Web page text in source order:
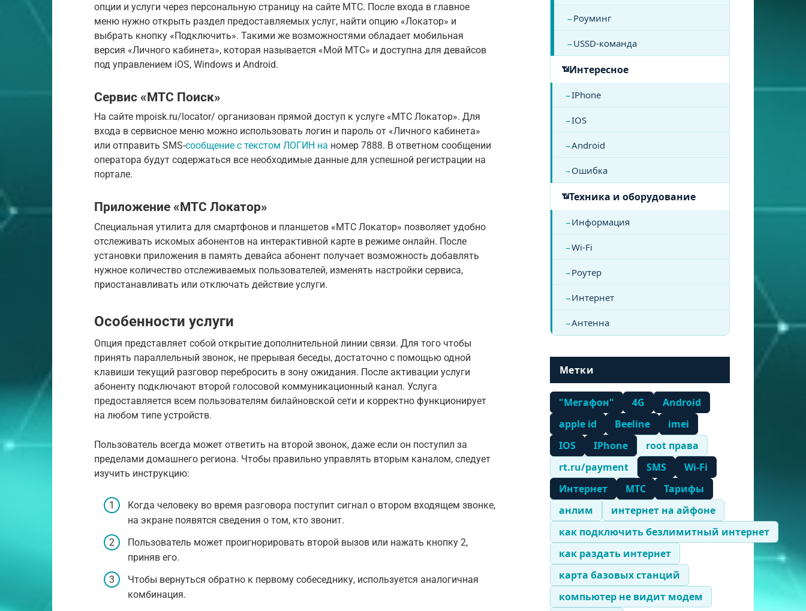
опции и услуги через персональную страницу на сайте МТС. После входа в главное
меню нужно открыть раздел предоставляемых услуг, найти опцию «Локатор» и
выбрать кнопку «Подключить». Такими же возможностями обладает мобильная
версия «Личного кабинета», которая называется «Мой МТС» и доступна для девайсов
под управлением iOS, Windows и Android.
Сервис «МТС Поиск»
На сайте mpoisk.ru/locator/ организован прямой доступ к услуге «МТС Локатор». Для
входа в сервисное меню можно использовать логин и пароль от «Личного кабинета»
или отправить SMS-сообщение с текстом ЛОГИН на номер 7888. В ответном сообщении
оператора будут содержаться все необходимые данные для успешной регистрации на
портале.
Приложение «МТС Локатор»
Специальная утилита для смартфонов и планшетов «МТС Локатор» позволяет удобно
отслеживать искомых абонентов на интерактивной карте в режиме онлайн. После
установки приложения в память девайса абонент получает возможность добавлять
нужное количество отслеживаемых пользователей, изменять настройки сервиса,
приостанавливать или отключать действие услуги.
Особенности услуги
Опция представляет собой открытие дополнительной линии связи. Для того чтобы
принять параллельный звонок, не прерывая беседы, достаточно с помощью одной
клавиши текущий разговор перебросить в зону ожидания. После активации услуги
абоненту подключают второй голосовой коммуникационный канал. Услуга
предоставляется всем пользователям билайновской сети и корректно функционирует
на любом типе устройств.
Пользователь всегда может ответить на второй звонок, даже если он поступил за
пределами домашнего региона. Чтобы правильно управлять вторым каналом, следует
изучить инструкцию:
Когда человеку во время разговора поступит сигнал о втором входящем звонке,
на экране появятся сведения о том, кто звонит.
Пользователь может проигнорировать второй вызов или нажать кнопку 2,
приняв его.
Чтобы вернуться обратно к первому собеседнику, используется аналогичная
комбинация.
Роуминг
USSD-команда
Интересное
IPhone
IOS
Android
Ошибка
Техника и оборудование
Информация
Wi-Fi
Роутер
Интернет
Антенна
Метки
"Мегафон" 4G
Android
apple id
Beeline
imei
IOS
IPhone
root права
rt.ru/payment
SMS
Wi-Fi
Интернет
МТС
Тарифы
анлим
интернет на айфоне
как подключить безлимитный интернет
как раздать интернет
карта базовых станций
компьютер не видит модем